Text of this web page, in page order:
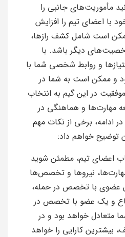
مأموریت‌های جانبی را
با اعضای تیم را افزایش
است شامل کشف رازها،
دیگر باشد. با
و روابط شخصی شما با
و ممکن است به شما در
در این گیم به انتخاب
مهارت‌ها و هماهنگی در
ادامه، برخی از نکات مهم
توضیح خواهم داد:
اعضای تیم، مطمئن شوید
نیروها و تخصص‌ها
عضوی با تخصص در حمله،
و یک عضو با تخصص در
متعادل خواهد بود و در
بیشترین کارایی را خواهد